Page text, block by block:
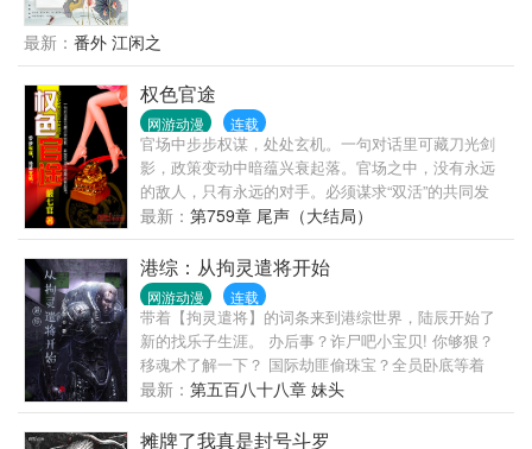
簪。一句等我，宋挽便入了心，哪怕他战死沙场，她
也执意抱着灵位嫁入城阳侯府。她将少年藏在心尖守
寡六年，却等到江行简带着挚爱回京。少年挚爱言行
古怪，她夏日制冰，制火器扶持侯府扶摇而上。宋挽
看着他拥人入怀，予那少女万千宠爱。也看着他亲手
将掌家之权从她手中夺走，只为博美人一笑。世家从
无和离妇，宋挽抛弃所有离开侯府，却被一个离经叛
道横行无忌的男人缠上。谁知江行简又幡然醒悟。江
行简:宋氏生为我的人，死为我的鬼。沈千聿:你找你的
最新： 番外 江闲之
权色官途
网游动漫 连载
官场中步步权谋，处处玄机。一句对话里可藏刀光剑
影，政策变动中暗蕴兴衰起落。官场之中，没有永远
的敌人，只有永远的对手。必须谋求“双活”的共同发
展，才不至于出现杀敌一千，自伤八百的惨剧。只有
到迫不得已的时刻，才会去破釜沉舟，谋求一胜！无
名小卒林安然从基层做起，一步步成为封疆大吏，他
青云直上的背后隐藏着怎样的故事？是运？是命？还
是谋略？
最新： 第759章 尾声（大结局）
港综：从拘灵遣将开始
网游动漫 连载
带着【拘灵遣将】的词条来到港综世界，陆辰开始了
新的找乐子生涯。 办后事？诈尸吧小宝贝! 你够狠？
移魂术了解一下？ 国际劫匪偷珠宝？全员卧底等着
你！ …… 陆辰：乐子人其乐无穷！
最新： 第五百八十八章 妹头
摊牌了我真是封号斗罗